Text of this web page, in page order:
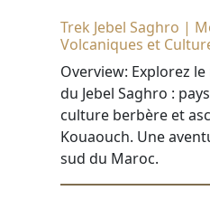
Trek Jebel Saghro |
Volcaniques et
Overview: Explorez
du Jebel Saghro :
culture berbère et
Kouaouch. Une
sud du Maroc.